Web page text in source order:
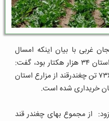
غربی با بیان اینکه امسال
سطح زیر کشت نهایی چغندر قند در استان ۳۴ هزار هکتار بود، گفت:
در مجموع یک میلیون و ۶۶۷ هزار و ۷۳۶ تن چغندرقند از مزارع استان
خریداری شده است.
از مجموع بهای چغندر قند